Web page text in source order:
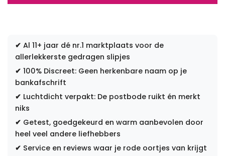
✔ Al 11+ jaar dé nr.1 marktplaats voor de
allerlekkerste gedragen slipjes
✔ 100% Discreet: Geen herkenbare naam op je
bankafschrift
✔ Luchtdicht verpakt: De postbode ruikt én merkt
niks
✔ Getest, goedgekeurd en warm aanbevolen door
heel veel andere liefhebbers
✔ Service en reviews waar je rode oortjes van krijgt